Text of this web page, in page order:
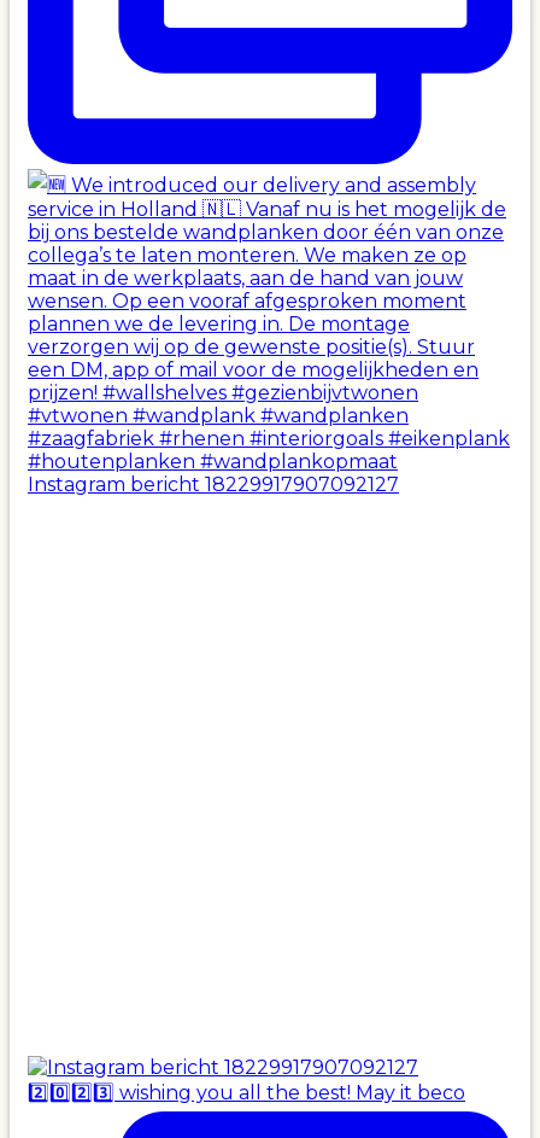
Instagram bericht 18229917907092127
2️⃣0️⃣2️⃣3️⃣ wishing you all the best! May it beco